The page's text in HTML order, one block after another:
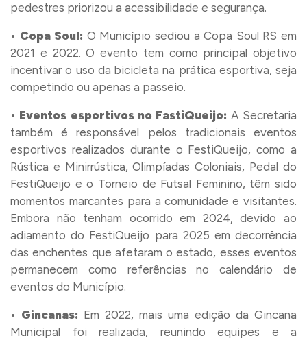
pedestres priorizou a acessibilidade e segurança.
• Copa Soul: O Município sediou a Copa Soul RS em
2021 e 2022. O evento tem como principal objetivo
incentivar o uso da bicicleta na prática esportiva, seja
competindo ou apenas a passeio.
• Eventos esportivos no FastiQueijo: A Secretaria
também é responsável pelos tradicionais eventos
esportivos realizados durante o FestiQueijo, como a
Rústica e Minirrústica, Olimpíadas Coloniais, Pedal do
FestiQueijo e o Torneio de Futsal Feminino, têm sido
momentos marcantes para a comunidade e visitantes.
Embora não tenham ocorrido em 2024, devido ao
adiamento do FestiQueijo para 2025 em decorrência
das enchentes que afetaram o estado, esses eventos
permanecem como referências no calendário de
eventos do Município.
• Gincanas: Em 2022, mais uma edição da Gincana
Municipal foi realizada, reunindo equipes e a